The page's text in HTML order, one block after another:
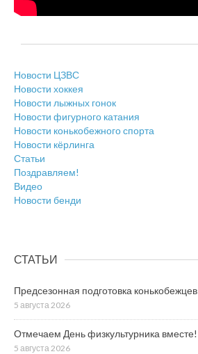
Новости ЦЗВС
Новости хоккея
Новости лыжных гонок
Новости фигурного катания
Новости конькобежного спорта
Новости кёрлинга
Статьи
Поздравляем!
Видео
Новости бенди
СТАТЬИ
Предсезонная подготовка конькобежцев
5 августа 2026
Отмечаем День физкультурника вместе!
5 августа 2026